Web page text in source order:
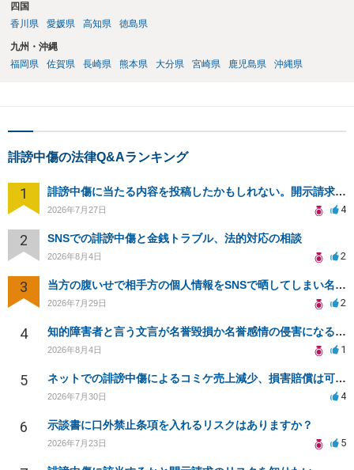
四国
香川県
愛媛県 高知県 徳島県
九州・沖縄
福岡県
佐賀県 長崎県 熊本県 大分県 宮崎県 鹿児島県 沖縄県
誹謗中傷の法律Q&Aランキング
1 誹謗中傷に当たる内容を投稿したかもしれない。開示請求や民事刑事裁判に発展しうるのか教えて欲しい。
2026年7月27日 4
2 SNSでの誹謗中傷と金銭トラブル、法的対応の相談
2026年8月4日 2
3 当方の腹いせで相手方の個人情報をSNSで晒してしまい名誉毀損させてしまったかもしれない
2026年7月29日 2
4 知的障害者と言う文言が名誉毀損か名誉感情の侵害になるか教えてほしい。
2026年8月4日 1
5 ネットでの誹謗中傷によるコミケ売上減少、損害賠償は可能か？
2026年7月30日 4
6 示談書に口外禁止条項を入れるリスクはありますか？
2026年7月23日 5